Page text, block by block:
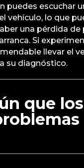
puedes escuchar
vehículo, lo que
una pérdida
Si
llevar el
su diagnóstico.
que